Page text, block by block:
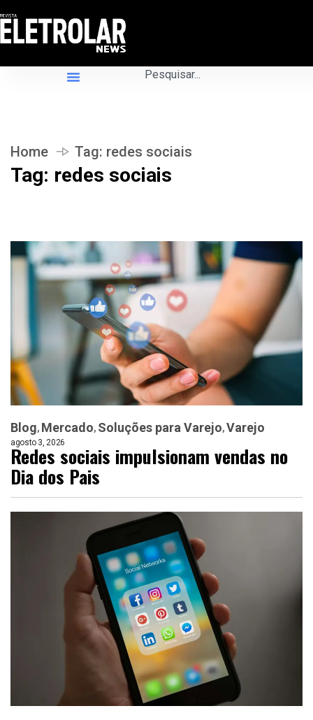
Home Tag: redes sociais
Tag: redes sociais
Blog Mercado Soluções para Varejo Varejo
agosto 3, 2026
Redes sociais impulsionam vendas no
Dia dos Pais